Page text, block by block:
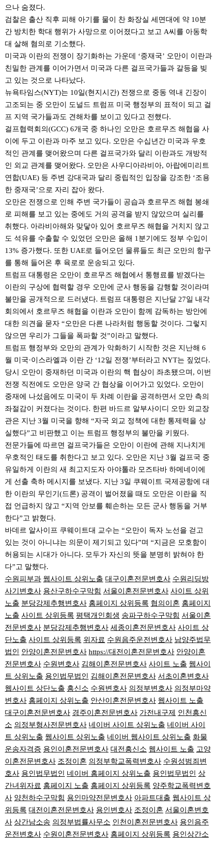
으나 숨졌다.
검찰은 출산 직후 피해 아기를 물이 찬 화장실 세면대에 약 10분
간 방치한 학대 행위가 사망으로 이어졌다고 보고 A씨를 아동학
대 살해 혐의로 기소했다.
미국과 이란의 전쟁이 장기화하는 가운데 ‘중재국’ 오만이 이란과
친밀한 관계를 이어가면서 미국과 다른 걸프국가들과 갈등을 빚
고 있는 것으로 나타났다.
뉴욕타임스(NYT)는 10일(현지시간) 전쟁으로 중동 역내 긴장이
고조되는 중 오만이 도널드 트럼프 미국 행정부의 표적이 되고 걸
프 지역 국가들과도 견해차를 보이고 있다고 전했다.
걸프협력회의(GCC) 6개국 중 하나인 오만은 호르무즈 해협을 사
이에 두고 이란과 마주 보고 있다. 오만은 수십년간 미국과 우호
적인 관계를 맺어왔으며 다른 걸프국가와 달리 이란과도 개방적
인 외교 관계를 맺어왔다. 오만은 사우디아라비아, 아랍에미리트
연합(UAE) 등 주변 강대국과 달리 중립적인 입장을 강조한 ‘조용
한 중재국’으로 자리 잡아 왔다.
오만은 전쟁으로 인해 주변 국가들이 공습과 호르무즈 해협 봉쇄
로 피해를 보고 있는 중에도 거의 공격을 받지 않았으며 실리를
취했다. 아라비아해와 맞닿아 있어 호르무즈 해협을 거치지 않고
도 석유를 수출할 수 있었던 오만은 올해 1분기에도 정부 수입이
13% 증가했다. 또한 UAE로 들어오던 물류들도 최근 오만의 항구
를 통해 들어온 후 육로로 운송되고 있다.
트럼프 대통령은 오만이 호르무즈 해협에서 통행료를 받겠다는
이란의 구상에 협력할 경우 오만에 군사 행동을 감행할 것이라며
불만을 공개적으로 드러냈다. 트럼프 대통령은 지난달 27일 내각
회의에서 호르무즈 해협을 이란과 오만이 함께 감독하는 방안에
대한 의견을 묻자 “오만은 다른 나라처럼 행동할 것이다. 그렇지
않으면 우리가 그들을 폭파할 것”이라고 말했다.
트럼프 행정부와 오만의 관계가 악화하기 시작한 것은 지난해 6
월 미국·이스라엘과 이란 간 ‘12일 전쟁’부터라고 NYT는 짚었다.
당시 오만이 중재하던 미국과 이란의 핵 협상이 좌초됐으며, 이번
전쟁 직전에도 오만은 양국 간 협상을 이어가고 있었다. 오만이
중재에 나섰음에도 미국이 두 차례 이란을 공격하면서 오만 측의
좌절감이 커졌다는 것이다. 한편 바드르 알부사이디 오만 외교장
관은 지난 3월 미국을 향해 “자국 외교 정책에 대한 통제력을 상
실했다”고 비판했고 이는 트럼프 행정부의 불만을 키웠다.
전문가들에 따르면 걸프국가들은 오만이 이란에 관해 지나치게
우호적인 태도를 취한다고 보고 있다. 오만은 지난 3월 걸프국 중
유일하게 이란의 새 최고지도자 아야톨라 모즈타바 하메네이에
게 선출 축하 메시지를 보냈다. 지난 3일 쿠웨이트 국제공항에 대
한 이란의 무인기(드론) 공격이 벌어졌을 때도 오만은 이란을 직
접 언급하지 않고 “지역 안보를 훼손하는 모든 군사 행동을 거부
한다”고 밝혔다.
바데르 알사이프 쿠웨이트대 교수는 “오만이 독자 노선을 걷고
있는 것이 아니냐는 의문이 제기되고 있다”며 “지금은 모호함이
허용되는 시대가 아니다. 모두가 자신의 뜻을 분명히 밝혀야 한
다”고 말했다.
수원피부과 웹사이트 상위노출 대구이혼전문변호사 수원리딩방
사기변호사 용산구하수구막힘 서울이혼전문변호사 사이트 상위
노출 분당강제추행변호사 홈페이지 상위등록 협의이혼 홈페이지
노출 사이트 상위등록 평택개인회생 송파구하수구막힘 서울이혼
전문변호사 분당강제추행변호사 세종이혼전문변호사 사이트 상
단노출 사이트 상위등록 위자료 수원음주운전변호사 남양주법무
법인
안양이혼전문변호사 https://대전이혼전문변호사 안양이혼
전문변호사 수원변호사 김해이혼전문변호사 사이트 노출 웹사이
트 상위노출 용인법무법인 김해이혼전문변호사 서초이혼변호사
웹사이트 상단노출 흥신소 수원변호사 의정부변호사 의정부마약
변호사 홈페이지 상위노출 안산이혼전문변호사 웹사이트 노출
대구이혼전문변호사 경주이혼전문변호사 가전내구제
인천흥신
소 의정부형사전문변호사 네이버 사이트 상위노출 네이버 사이
트 상위노출 웹사이트 상위노출 네이버 웹사이트 상위노출 화물
운송자격증 용인이혼전문변호사 대전흥신소 웹사이트 노출 고양
이혼전문변호사 조정이혼 의정부학교폭력변호사 수원성범죄변
호사 용인법무법인 네이버 홈페이지 상위노출 용인법무법인
상
간녀위자료 홈페이지 노출 홈페이지 상위등록 양주학교폭력변호
사 양천하수구막힘 용인마약전문변호사 아파트대출 웹사이트 상
위등록 대전이혼전문변호사 용인변호사 조정이혼 서울이혼변호
사 상간남소송 의정부법률사무소 인천이혼전문변호사 용인음주
운전변호사 수원이혼전문변호사 홈페이지 상위등록 용인상간소